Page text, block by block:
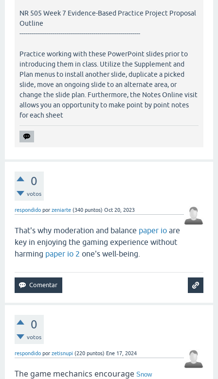
NR 505 Week 7 Evidence-Based Practice Project Proposal
Outline
--------------------------------------------------------------
Practice working with these PowerPoint slides prior to
introducing them in class. Utilize the Supplement and
Plan menus to install another slide, duplicate a picked
slide, move an ongoing slide to an alternate area, or
change the slide plan. Furthermore, the Notes Online visit
allows you an opportunity to make point by point notes
for each sheet
0
votos
respondido por zeniarte (340 puntos) Oct 20, 2023
That's why moderation and balance paper io are
key in enjoying the gaming experience without
harming paper io 2 one's well-being.
0
votos
respondido por zetisnupi (220 puntos) Ene 17, 2024
The game mechanics encourage Snow